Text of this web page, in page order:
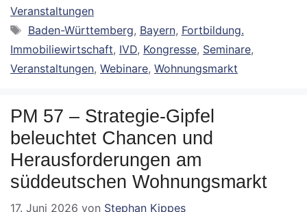
Veranstaltungen
Schlagwörter
Baden-Württemberg, Bayern, Fortbildung.
Immobiliewirtschaft, IVD, Kongresse, Seminare,
Veranstaltungen, Webinare, Wohnungsmarkt
PM 57 – Strategie-Gipfel
beleuchtet Chancen und
Herausforderungen am
süddeutschen Wohnungsmarkt
17. Juni 2026 von Stephan Kippes